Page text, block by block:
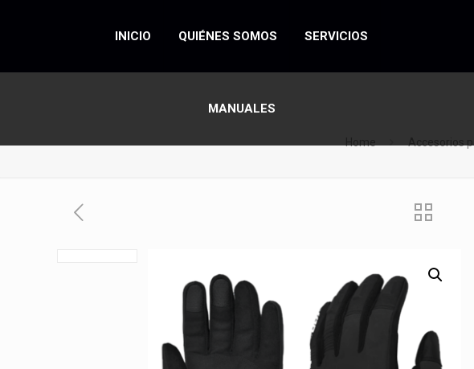
INICIO QUIÉNES SOMOS SERVICIOS
MANUALES